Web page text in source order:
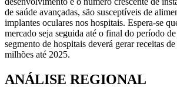
de saúde avançadas, são susceptíveis de
implantes oculares nos hospitais. Espera-se
mercado seja seguida até o final do período
segmento de hospitais deverá gerar receitas
milhões até 2025.
ANÁLISE REGIONAL